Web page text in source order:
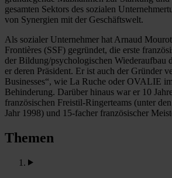
gesamten Sektors des sozialen
von Synergien mit der Geschäftswelt.
Als sozialer Unternehmer hat Arnaud
Frontières (SSF) gegründet, die erste
der Bildung/psychologischen Wiederaufbau
er deren Präsident. Er ist auch der Gründer
Businesses“, wie La Ruche oder OVALIE
Behinderung. Darüber hinaus war er 10
französischen Freistil-Ringerteams (unter
Jahr 1998) und 15-facher französischer
Themen